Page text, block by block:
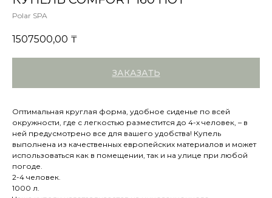
Polar SPA
1507500,00 ₸
ЗАКАЗАТЬ
Оптимальная круглая форма, удобное сиденье по всей
окружности, где с легкостью разместится до 4-х человек, – в
ней предусмотрено все для вашего удобства! Купель
выполнена из качественных европейских материалов и может
использоваться как в помещении, так и на улице при любой
погоде.
2-4 человек.
1000 л.